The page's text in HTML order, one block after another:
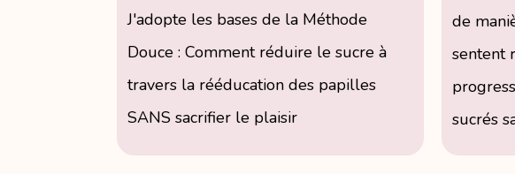
J'adopte les bases de la Méthode
Douce : Comment réduire le sucre à
travers la rééducation des papilles
SANS sacrifier le plaisir
de
sentent
sucrés